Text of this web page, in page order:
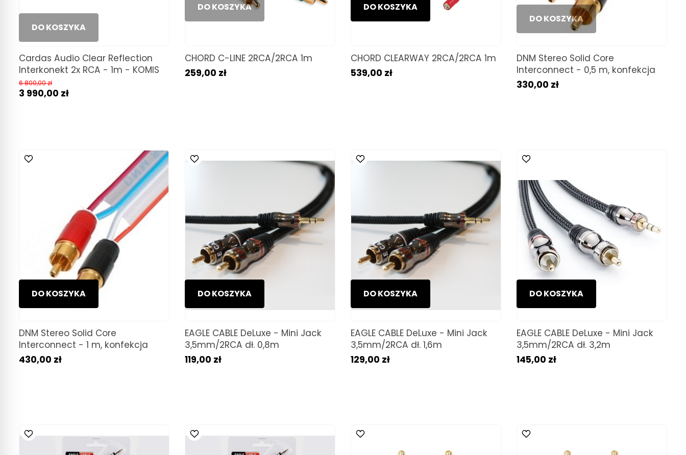
DO KOSZYKA
Cardas Audio Clear Reflection
Interkonekt 2x RCA - 1m - KOMIS
6 800,00 zł
3 990,00 zł
DO KOSZYKA
CHORD C-LINE 2RCA/2RCA 1m
259,00 zł
DO KOSZYKA
CHORD CLEARWAY 2RCA/2RCA 1m
539,00 zł
DO KOSZYKA
DNM Stereo Solid Core
Interconnect - 0,5 m, konfekcja
330,00 zł
DO KOSZYKA
DNM Stereo Solid Core
Interconnect - 1 m, konfekcja
430,00 zł
DO KOSZYKA
EAGLE CABLE DeLuxe - Mini Jack
3,5mm/2RCA dł. 0,8m
119,00 zł
DO KOSZYKA
EAGLE CABLE DeLuxe - Mini Jack
3,5mm/2RCA dł. 1,6m
129,00 zł
DO KOSZYKA
EAGLE CABLE DeLuxe - Mini Jack
3,5mm/2RCA dł. 3,2m
145,00 zł